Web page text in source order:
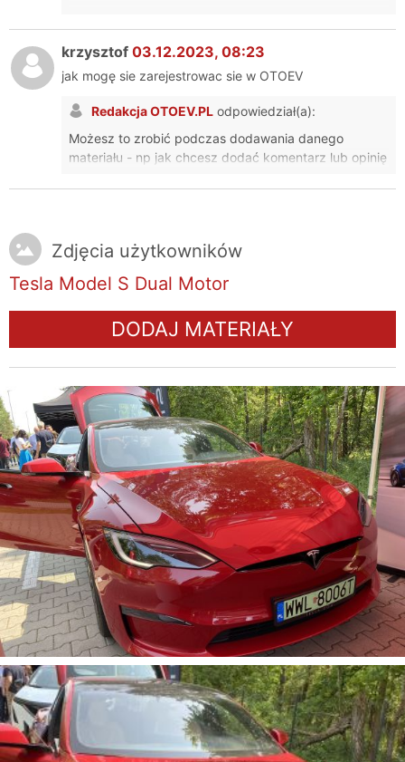
krzysztof 03.12.2023, 08:23
jak mogę sie zarejestrowac sie w OTOEV
Redakcja OTOEV.PL odpowiedział(a):
Możesz to zrobić podczas dodawania danego
materiału - np jak chcesz dodać komentarz lub opinię
Zdjęcia użytkowników
Tesla Model S Dual Motor
DODAJ MATERIAŁY